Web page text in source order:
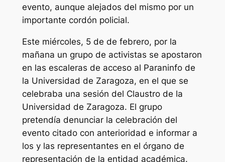
evento, aunque alejados del mismo por un
importante cordón policial.
Este miércoles, 5 de de febrero, por la
mañana un grupo de activistas se apostaron
en las escaleras de acceso al Paraninfo de
la Universidad de Zaragoza, en el que se
celebraba una sesión del Claustro de la
Universidad de Zaragoza. El grupo
pretendía denunciar la celebración del
evento citado con anterioridad e informar a
los y las representantes en el órgano de
representación de la entidad académica.